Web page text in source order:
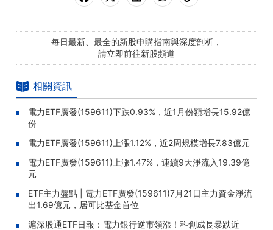
每日最新、最全的新股申購指南與深度剖析，
請立即前往新股頻道
相關資訊
電力ETF廣發(159611)下跌0.93%，近1月份額增長15.92億
份
電力ETF廣發(159611)上漲1.12%，近2周規模增長7.83億元
電力ETF廣發(159611)上漲1.47%，連續9天淨流入19.39億
元
ETF主力盤點 | 電力ETF廣發(159611)7月21日主力資金淨流
出1.69億元，居可比基金首位
滬深股通ETF日報：電力銀行逆市領漲！科創成長暴跌近